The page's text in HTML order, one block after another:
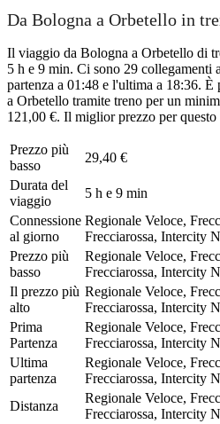
Da Bologna a Orbetello in
Il viaggio da Bologna a Orbetello di
5 h e 9 min. Ci sono 29 collegamenti
partenza a 01:48 e l'ultima a 18:36.
a Orbetello tramite treno per un
121,00 €. Il miglior prezzo per
Prezzo più
basso
29,40 €
Durata del
viaggio
5 h e 9 min
Connessione
al giorno
Regionale Veloce,
Frecciarossa, Intercity
Prezzo più
basso
Regionale Veloce,
Frecciarossa, Intercity
Il prezzo più
alto
Regionale Veloce,
Frecciarossa, Intercity
Prima
Partenza
Regionale Veloce,
Frecciarossa, Intercity
Ultima
partenza
Regionale Veloce,
Frecciarossa, Intercity
Distanza
Regionale Veloce,
Frecciarossa, Intercity